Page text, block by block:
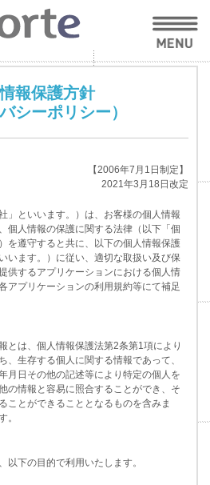
報保護方針
シーポリシー）
【2006年7月1日制定】
2021年3月18日改定
」といいます。）は、お客様の個人情報
個人情報の保護に関する法律（以下「個
を遵守すると共に、以下の個人情報保護
います。）に従い、適切な取扱い及び保
供するアプリケーションにおける個人情
アプリケーションの利用規約等にて補足
とは、個人情報保護法第2条第1項により
、生存する個人に関する情報であって、
月日その他の記述等により特定の個人を
の情報と容易に照合することができ、そ
ことができることとなるものを含みま
。
以下の目的で利用いたします。